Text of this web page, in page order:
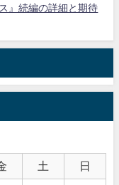
』続編の詳細と期待
土 日